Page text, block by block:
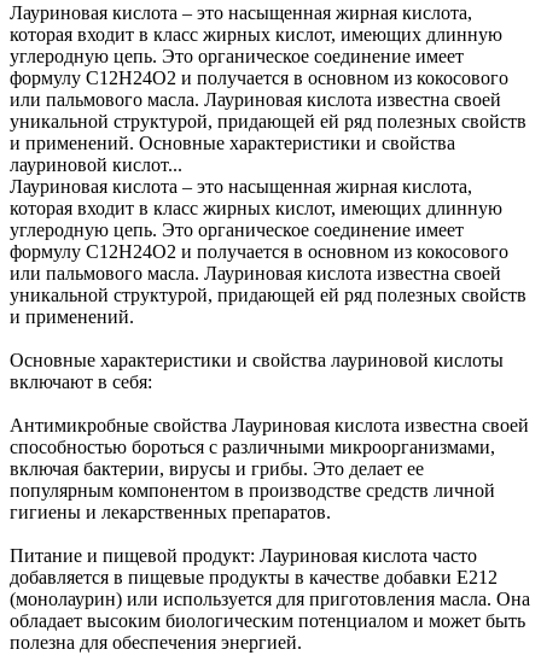
Лауриновая кислота – это насыщенная жирная кислота,
которая входит в класс жирных кислот, имеющих длинную
углеродную цепь. Это органическое соединение имеет
формулу C12H24O2 и получается в основном из кокосового
или пальмового масла. Лауриновая кислота известна своей
уникальной структурой, придающей ей ряд полезных свойств
и применений. Основные характеристики и свойства
лауриновой кислот...
Лауриновая кислота – это насыщенная жирная кислота,
которая входит в класс жирных кислот, имеющих длинную
углеродную цепь. Это органическое соединение имеет
формулу C12H24O2 и получается в основном из кокосового
или пальмового масла. Лауриновая кислота известна своей
уникальной структурой, придающей ей ряд полезных свойств
и применений.
Основные характеристики и свойства лауриновой кислоты
включают в себя:
Антимикробные свойства Лауриновая кислота известна своей
способностью бороться с различными микроорганизмами,
включая бактерии, вирусы и грибы. Это делает ее
популярным компонентом в производстве средств личной
гигиены и лекарственных препаратов.
Питание и пищевой продукт: Лауриновая кислота часто
добавляется в пищевые продукты в качестве добавки E212
(монолаурин) или используется для приготовления масла. Она
обладает высоким биологическим потенциалом и может быть
полезна для обеспечения энергией.